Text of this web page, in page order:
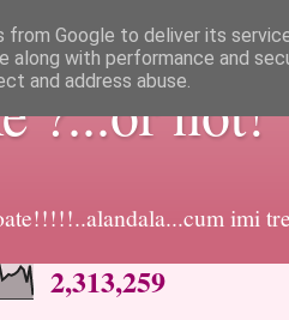
?...or not!
imi
2,313,259
from Google to deliver its
along with performance and
and address abuse.